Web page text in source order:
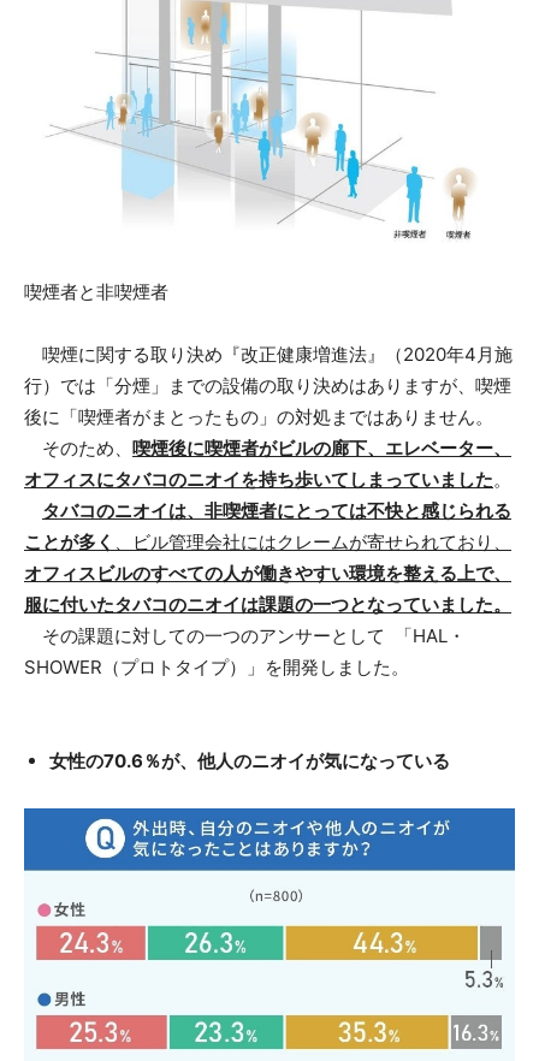
喫煙者と非喫煙者
喫煙に関する取り決め『改正健康増進法』（2020年4月施
行）では「分煙」までの設備の取り決めはありますが、喫煙
後に「喫煙者がまとったもの」の対処まではありません。
そのため、 喫煙後に喫煙者がビルの廊下、エレベーター、
オフィスにタバコのニオイを持ち歩いてしまっていました。
タバコのニオイは、非喫煙者にとっては不快と感じられる
ことが多く
、ビル管理会社にはクレームが寄せられており、
オフィスビルのすべての人が働きやすい環境を整える上で、
服に付いたタバコのニオイは課題の一つとなっていました。
その課題に対しての一つのアンサーとして 「HAL・
SHOWER（プロトタイプ）」を開発しました。
女性の70.6％が、他人のニオイが気になっている